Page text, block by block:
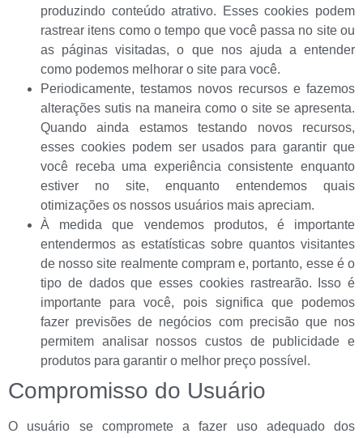
produzindo conteúdo atrativo. Esses cookies podem
rastrear itens como o tempo que você passa no site ou
as páginas visitadas, o que nos ajuda a entender
como podemos melhorar o site para você.
Periodicamente, testamos novos recursos e fazemos
alterações sutis na maneira como o site se apresenta.
Quando ainda estamos testando novos recursos,
esses cookies podem ser usados ​​para garantir que
você receba uma experiência consistente enquanto
estiver no site, enquanto entendemos quais
otimizações os nossos usuários mais apreciam.
À medida que vendemos produtos, é importante
entendermos as estatísticas sobre quantos visitantes
de nosso site realmente compram e, portanto, esse é o
tipo de dados que esses cookies rastrearão. Isso é
importante para você, pois significa que podemos
fazer previsões de negócios com precisão que nos
permitem analisar nossos custos de publicidade e
produtos para garantir o melhor preço possível.
Compromisso do Usuário
O usuário se compromete a fazer uso adequado dos